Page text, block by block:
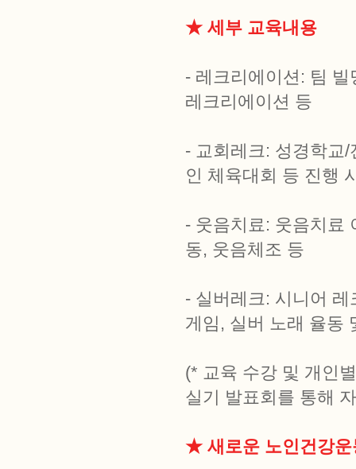
★ 세부 교육내용
- 레크리에이션: 팀
레크리에이션 등
- 교회레크: 성경학교
인 체육대회 등 진행
- 웃음치료: 웃음치료
동, 웃음체조 등
- 실버레크: 시니어
게임, 실버 노래 율동
(* 교육 수강 및 개인
실기 발표회를 통해
★ 새로운 노인건강